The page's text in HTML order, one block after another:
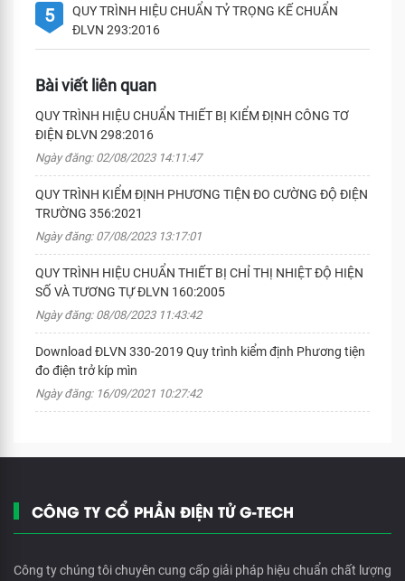
5
QUY TRÌNH HIỆU CHUẨN TỶ TRỌNG KẾ CHUẨN
ĐLVN 293:2016
Bài viết liên quan
QUY TRÌNH HIỆU CHUẨN THIẾT BỊ KIỂM ĐỊNH CÔNG TƠ
ĐIỆN ĐLVN 298:2016
Ngày đăng: 02/08/2023 14:11:47
QUY TRÌNH KIỂM ĐỊNH PHƯƠNG TIỆN ĐO CƯỜNG ĐỘ ĐIỆN
TRƯỜNG 356:2021
Ngày đăng: 07/08/2023 13:17:01
QUY TRÌNH HIỆU CHUẨN THIẾT BỊ CHỈ THỊ NHIỆT ĐỘ HIỆN
SỐ VÀ TƯƠNG TỰ ĐLVN 160:2005
Ngày đăng: 08/08/2023 11:43:42
Download ĐLVN 330-2019 Quy trình kiểm định Phương tiện
đo điện trở kíp mìn
Ngày đăng: 16/09/2021 10:27:42
CÔNG TY CỔ PHẦN ĐIỆN TỬ G-TECH
Công ty chúng tôi chuyên cung cấp giải pháp hiệu chuẩn chất lượng